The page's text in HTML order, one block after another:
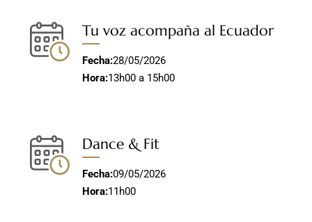
Tu voz acompaña al Ecuador
Fecha:28/05/2026
Hora:13h00 a 15h00
Dance & Fit
Fecha:09/05/2026
Hora:11h00